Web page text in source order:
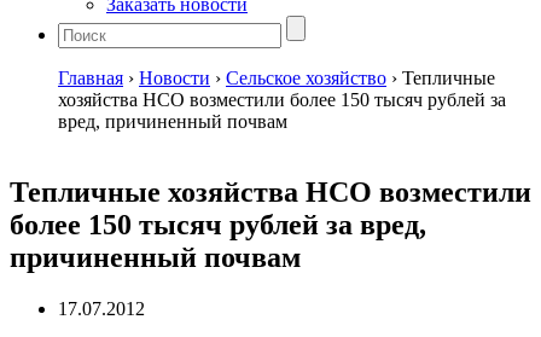
Заказать новости
Главная › Новости › Сельское хозяйство › Тепличные
хозяйства НСО возместили более 150 тысяч рублей за
вред, причиненный почвам
Тепличные хозяйства НСО возместили
более 150 тысяч рублей за вред,
причиненный почвам
17.07.2012